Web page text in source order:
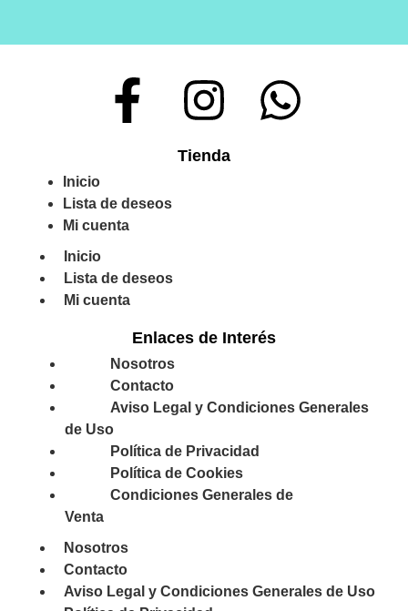
Tienda
Inicio
Lista de deseos
Mi cuenta
Inicio
Lista de deseos
Mi cuenta
Enlaces de Interés
Nosotros
Contacto
Aviso Legal y Condiciones Generales
de Uso
Política de Privacidad
Política de Cookies
Condiciones Generales de
Venta
Nosotros
Contacto
Aviso Legal y Condiciones Generales de Uso